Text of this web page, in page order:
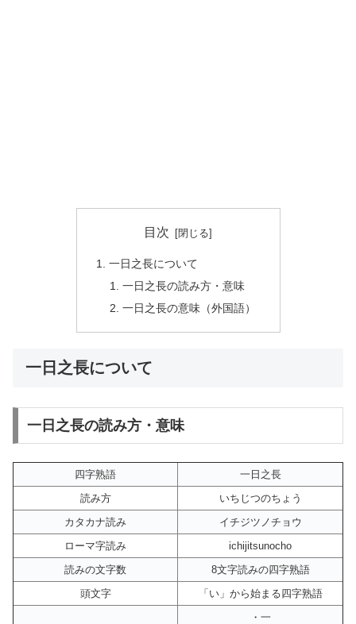
目次
一日之長について
一日之長の読み方・意味
一日之長の意味（外国語）
一日之長について
一日之長の読み方・意味
四字熟語
一日之長
読み方
いちじつのちょう
カタカナ読み
イチジツノチョウ
ローマ字読み
ichijitsunocho
読みの文字数
8文字読みの四字熟語
頭文字
「い」から始まる四字熟語
・一